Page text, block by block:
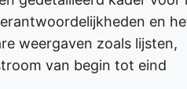
en
weergaven zoals lijsten,
van begin tot eind